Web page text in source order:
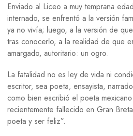
Enviado al Liceo a muy temprana
internado, se enfrentó a la versión
ya no vivía; luego, a la versión de
tras conocerlo, a la realidad de que
amargado, autoritario: un ogro.
La fatalidad no es ley de vida ni
escritor, sea poeta, ensayista,
como bien escribió el poeta mexicano
recientemente fallecido en Gran
poeta y ser feliz”.